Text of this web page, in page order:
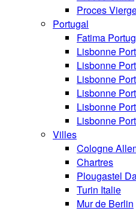
Proces
Portugal
Fatima
Lisbonne
Lisbonne
Lisbonne
Lisbonne
Lisbonne
Lisbonne
Villes
Cologne
Chartres
Plougastel
Turin Italie
Mur de Berlin